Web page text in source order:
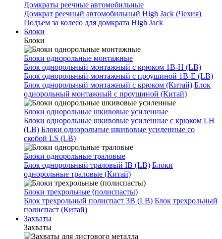
Домкраты реечные автомобильные
Домкрат реечный автомобильный High Jack (Чехия)
Подъем за колесо для домкрата High Jack
Блоки
Блоки
Блоки однорольные монтажные
Блок однорольный монтажный с крюком 1B-H (LB)
Блок однорольный монтажный с проушиной 1B-E (LB)
Блок однорольный монтажный с крюком (Китай) Блок
однорольный монтажный с проушиной (Китай)
Блоки однорольные шкивовые усиленные
Блоки однорольные шкивовые усиленные с крюком LH
(LB) Блоки однорольные шкивовые усиленные со
скобой LS (LB)
Блоки однорольные траловые
Блок однорольный траловый IB (LB) Блоки
однорольные траловые (Китай)
Блоки трехрольные (полиспасты)
Блок трехрольный полиспаст 3B (LB) Блок трехрольный
полиспаст (Китай)
Захваты
Захваты